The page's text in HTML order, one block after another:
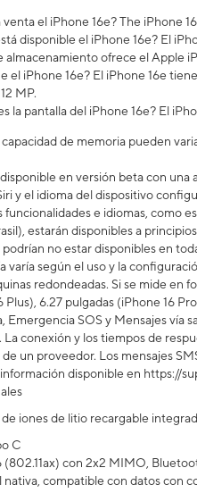
venta el iPhone 16​​​​​​​e? The iPhone
disponible el iPhone 16e? El
almacenamiento ofrece el Apple
el iPhone 16e? El iPhone 16e
MP.
la pantalla del iPhone 16e? El
de memoria pueden
en versión beta con una
y el idioma del dispositivo
funcionalidades e idiomas, como
estarán disponibles a
no estar disponibles en
varía según el uso y la
redondeadas. Si se mide en
Plus), 6.27 pulgadas (iPhone 16
Emergencia SOS y Mensajes vía
La conexión y los tiempos de
un proveedor. Los mensajes
disponible en https://
de iones de litio recargable
C
con 2x2 MIMO,
nativa, compatible con datos con